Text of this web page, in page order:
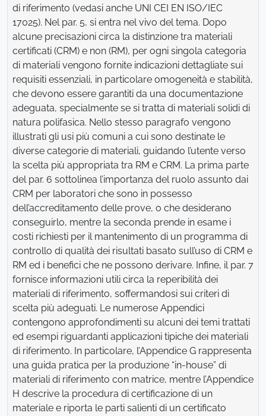
di riferimento (vedasi anche UNI CEI EN ISO/IEC
17025). Nel par. 5, si entra nel vivo del tema. Dopo
alcune precisazioni circa la distinzione tra materiali
certificati (CRM) e non (RM), per ogni singola categoria
di materiali vengono fornite indicazioni dettagliate sui
requisiti essenziali, in particolare omogeneità e stabilità,
che devono essere garantiti da una documentazione
adeguata, specialmente se si tratta di materiali solidi di
natura polifasica. Nello stesso paragrafo vengono
illustrati gli usi più comuni a cui sono destinate le
diverse categorie di materiali, guidando l’utente verso
la scelta più appropriata tra RM e CRM. La prima parte
del par. 6 sottolinea l’importanza del ruolo assunto dai
CRM per laboratori che sono in possesso
dell’accreditamento delle prove, o che desiderano
conseguirlo, mentre la seconda prende in esame i
costi richiesti per il mantenimento di un programma di
controllo di qualità dei risultati basato sull’uso di CRM e
RM ed i benefici che ne possono derivare. Infine, il par. 7
fornisce informazioni utili circa la reperibilità dei
materiali di riferimento, soffermandosi sui criteri di
scelta più adeguati. Le numerose Appendici
contengono approfondimenti su alcuni dei temi trattati
ed esempi riguardanti applicazioni tipiche dei materiali
di riferimento. In particolare, l’Appendice G rappresenta
una guida pratica per la produzione “in-house” di
materiali di riferimento con matrice, mentre l’Appendice
H descrive la procedura di certificazione di un
materiale e riporta le parti salienti di un certificato